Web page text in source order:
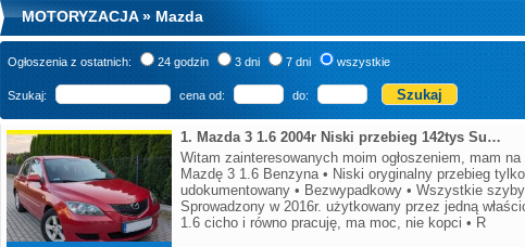
MOTORYZACJA » Mazda
Ogłoszenia z ostatnich: 24 godzin 3 dni 7 dni wszystkie
Szukaj: cena od: do:
1. Mazda 3 1.6 2004r Niski przebieg 142tys Super stan
Witam zainteresowanych moim ogłoszeniem, mam na
Mazdę 3 1.6 Benzyna • Niski oryginalny przebieg
udokumentowany • Bezwypadkowy • Wszystkie
Sprowadzony w 2016r. użytkowany przez jedną
1.6 cicho i równo pracuję, ma moc, nie kopci • R